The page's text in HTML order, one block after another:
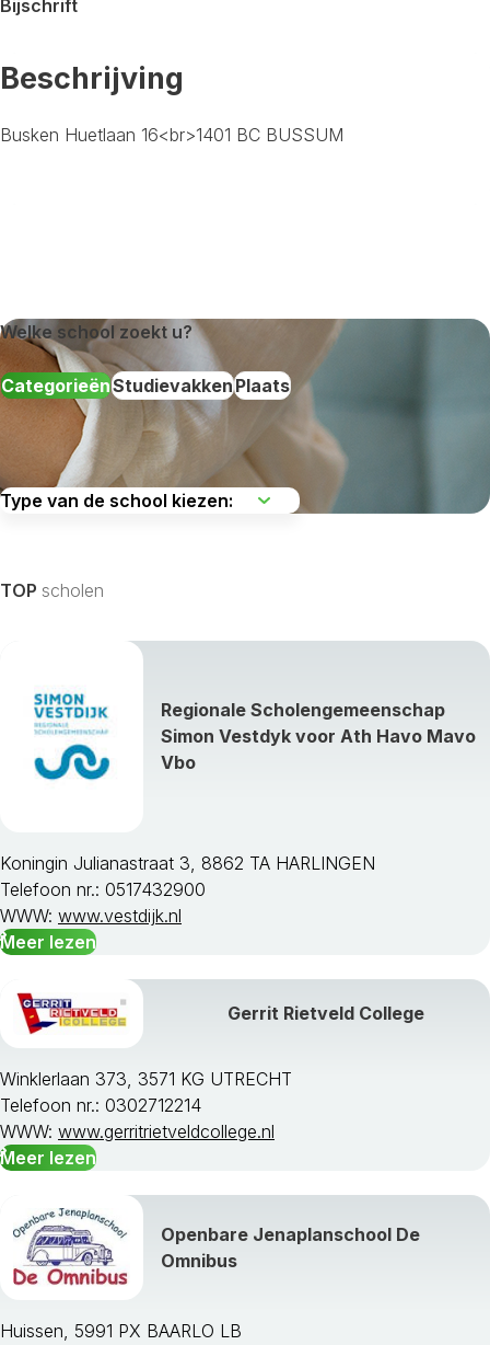
Bijschrift
Beschrijving
Busken Huetlaan 16<br>1401 BC BUSSUM
Welke school zoekt u?
CategorieënStudievakkenPlaats
Alle studievakken weergeven »
TOP scholen
Regionale Scholengemeenschap
Simon Vestdyk voor Ath Havo Mavo
Vbo
Koningin Julianastraat 3, 8862 TA HARLINGEN
Telefoon nr.: 0517432900
WWW: www.vestdijk.nl
Meer lezen
Gerrit Rietveld College
Winklerlaan 373, 3571 KG UTRECHT
Telefoon nr.: 0302712214
WWW: www.gerritrietveldcollege.nl
Meer lezen
Openbare Jenaplanschool De
Omnibus
Huissen, 5991 PX BAARLO LB